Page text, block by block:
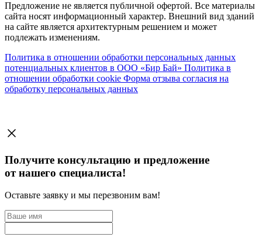
Предложение не является публичной офертой. Все материалы
сайта носят информационный характер. Внешний вид зданий
на сайте является архитектурным решением и может
подлежать изменениям.
Политика в отношении обработки персональных данных
потенциальных клиентов в ООО «Бир Бай» Политика в
отношении обработки cookie Форма отзыва согласия на
обработку персональных данных
Получите консультацию и предложение
от нашего специалиста!
Оставьте заявку и мы перезвоним вам!